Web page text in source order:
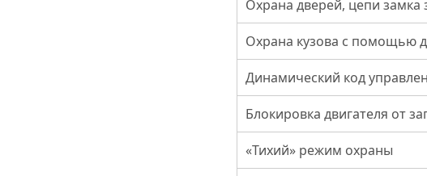
Охрана дверей, цепи
Охрана кузова с помощью
Динамический код
Блокировка двигателя от
«Тихий» режим охраны